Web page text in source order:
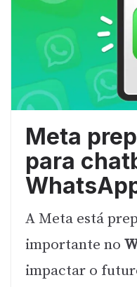
Meta
para
A Meta está
importante no
impactar o